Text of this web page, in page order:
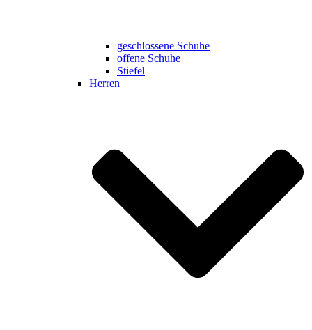
geschlossene Schuhe
offene Schuhe
Stiefel
Herren